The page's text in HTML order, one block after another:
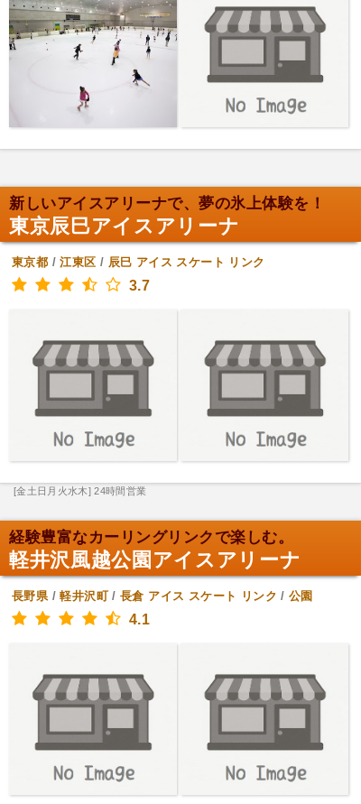
新しいアイスアリーナで、夢の氷上体験を！
東京辰巳アイスアリーナ
東京都 /江東区 / 辰巳 アイス スケート リンク
3.7
[金土日月火水木] 24時間営業
経験豊富なカーリングリンクで楽しむ。
軽井沢風越公園アイスアリーナ
長野県/軽井沢町/長倉 アイス スケート リンク /公園
4.1